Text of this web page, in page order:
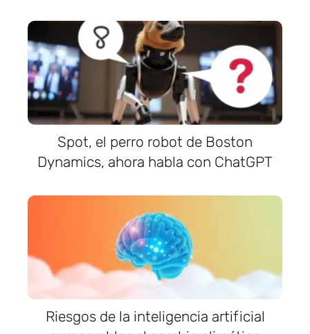
Spot, el perro robot de Boston
Dynamics, ahora habla con ChatGPT
Riesgos de la inteligencia artificial